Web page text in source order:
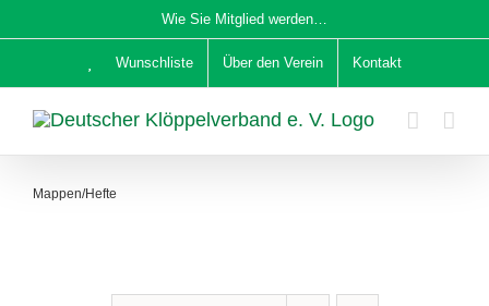
Inhalt
Wie Sie Mitglied werden…
Wunschliste Über den Verein Kontakt
Mappen/Hefte